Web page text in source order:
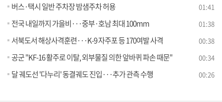
버스·택시 일반 주차장 밤샘주차 허용 01:41
전국 내일까지 가을비···중부·호남 최대 100mm 01:38
서북도서 해상사격훈련···K-9 자주포 등 170여발 사격 00:38
공군 "KF-16 활주로 이탈, 외부물질 의한 앞바퀴 파손 때문" 00:34
달 궤도선 '다누리' 동결궤도 진입···추가 관측 수행 00:26